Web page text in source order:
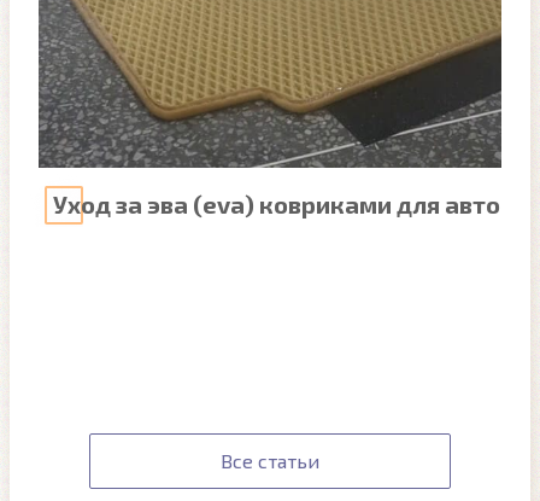
Уход за эва (eva) ковриками для авто
Все статьи